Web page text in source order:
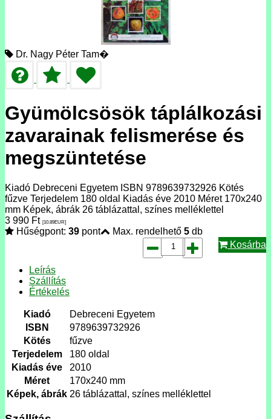
Dr. Nagy Péter Tam�
Gyümölcsösök táplálkozási
zavarainak felismerése és
megszüntetése
Kiadó Debreceni Egyetem ISBN 9789639732926 Kötés
fűzve Terjedelem 180 oldal Kiadás éve 2010 Méret 170x240
mm Képek, ábrák 26 táblázattal, színes melléklettel
3 990 Ft [10.89EUR]
Hűségpont: 39 pont Max. rendelhető 5 db
Kosárba
Leírás
Szállítás
Értékelés
Kiadó
Debreceni Egyetem
ISBN
9789639732926
Kötés
fűzve
Terjedelem
180 oldal
Kiadás éve
2010
Méret
170x240 mm
Képek, ábrák 26 táblázattal, színes melléklettel